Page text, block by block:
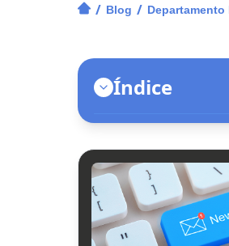
/ Blog / Departamento
Índice
Digital
Carteira de Trabalho
segue igual?
Atenção, RH!